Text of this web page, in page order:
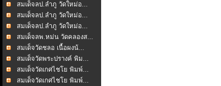
สมเด็จลป.ลำภู วัดใหม่อ...
สมเด็จลป.ลำภู วัดใหม่อ...
สมเด็จลป.ลำภู วัดใหม่อ...
สมเด็จลพ.หม่น วัดคลองส...
สมเด็จวัดชลอ เนื้อผงน้...
สมเด็จวัดพระปรางค์ พิม...
สมเด็จวัดเกศไชโย พิมพ์...
สมเด็จวัดเกศไชโย พิมพ์...